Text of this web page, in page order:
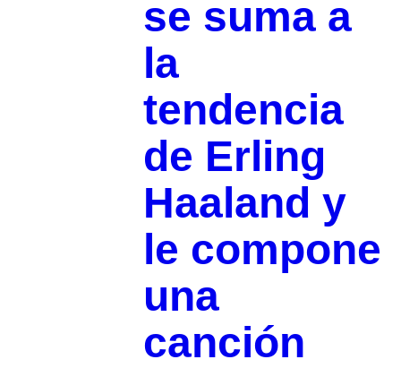
se suma a
la
tendencia
de Erling
Haaland y
le compone
una
canción